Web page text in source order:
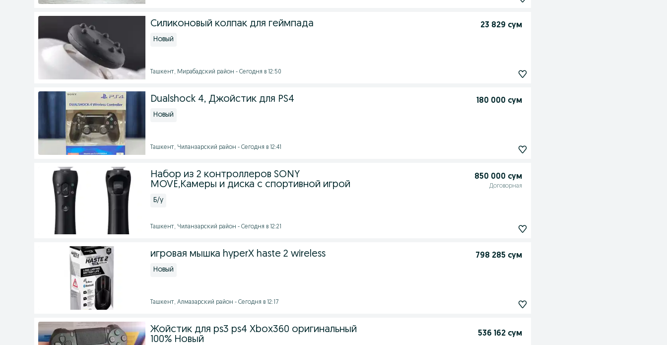
Силиконовый колпак для геймпада 23 829 сум
Новый
Ташкент, Мирабадский район - Сегодня в 12:50
Dualshock 4, Джойстик для PS4 180 000 сум
Новый
Ташкент, Чиланзарский район - Сегодня в 12:41
Набор из 2 контроллеров SONY
MOVE,Камеры и диска с спортивной игрой
850 000 сум
Договорная
Б/у
Ташкент, Чиланзарский район - Сегодня в 12:21
игровая мышка hyperX haste 2 wireless 798 285 сум
Новый
Ташкент, Алмазарский район - Сегодня в 12:17
Жойстик для ps3 ps4 Xbox360 оригинальный
100% Новый
536 162 сум